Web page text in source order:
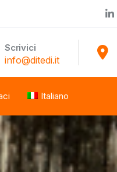
Scrivici
info@ditedi.it
Italiano